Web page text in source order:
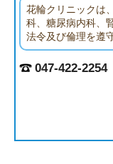
花輪クリニックは
科、糖尿病内科、
法令及び倫理を遵
047-422-2254